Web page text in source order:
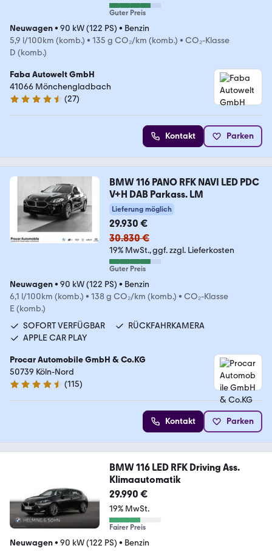
Guter Preis
Neuwagen• 90 kW (122 PS) • Benzin
5,9 l/100km (komb.) • 135 g CO₂/km (komb.) • CO₂-Klasse
D (komb.)
Faba Autowelt GmbH
41066 Mönchengladbach
4.7 Sterne
(27)
Kontakt Parken
BMW 116 PANO RFK NAVI LED PDC
V+H DAB Parkass. LM
Lieferung möglich
29.930 €
30.830 €
19% MwSt. ggf. zzgl. Lieferkosten
Guter Preis
Neuwagen• 90 kW (122 PS) • Benzin
6,1 l/100km (komb.) • 138 g CO₂/km (komb.) • CO₂-Klasse
E (komb.)
SOFORT VERFÜGBAR
RÜCKFAHRKAMERA
APPLE CAR PLAY
Procar Automobile GmbH & Co.KG
50739 Köln-Nord
4.7 Sterne
(115)
Kontakt Parken
BMW 116 LED RFK Driving Ass.
Klimaautomatik
29.990 €
19% MwSt.
Fairer Preis
Neuwagen• 90 kW (122 PS) • Benzin